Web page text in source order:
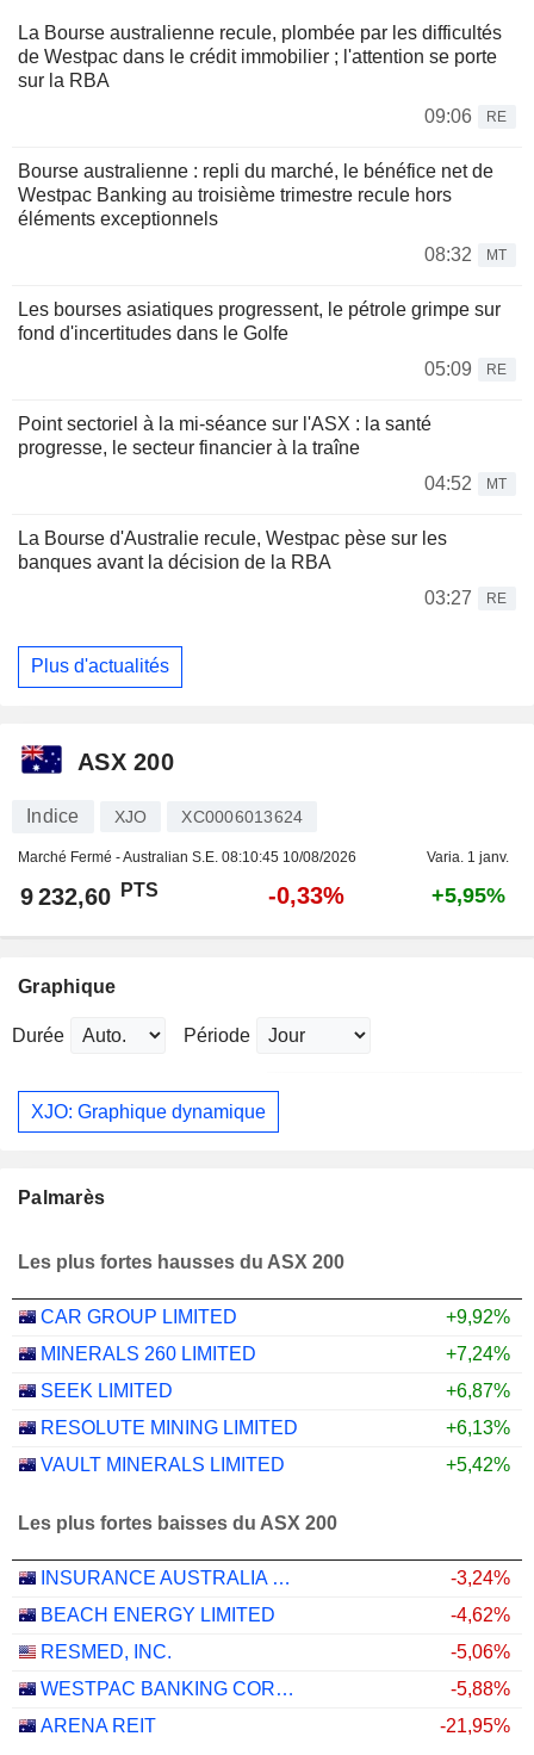
La Bourse australienne recule, plombée par les difficultés
de Westpac dans le crédit immobilier ; l'attention se porte
sur la RBA
09:06
RE
Bourse australienne : repli du marché, le bénéfice net de
Westpac Banking au troisième trimestre recule hors
éléments exceptionnels
08:32
MT
Les bourses asiatiques progressent, le pétrole grimpe sur
fond d'incertitudes dans le Golfe
05:09
RE
Point sectoriel à la mi-séance sur l'ASX : la santé
progresse, le secteur financier à la traîne
04:52
MT
La Bourse d'Australie recule, Westpac pèse sur les
banques avant la décision de la RBA
03:27
RE
Plus d'actualités
ASX 200
Indice XJO XC0006013624
Marché Fermé - Australian S.E. 08:10:45 10/08/2026 Varia. 1 janv.
9 232,60 PTS -0,33% +5,95%
Graphique
Durée Période
XJO: Graphique dynamique
Palmarès
Les plus fortes hausses du ASX 200
CAR GROUP LIMITED
+9,92%
MINERALS 260 LIMITED
+7,24%
SEEK LIMITED
+6,87%
RESOLUTE MINING LIMITED
+6,13%
VAULT MINERALS LIMITED
+5,42%
Les plus fortes baisses du ASX 200
INSURANCE AUSTRALIA GROUP LIMITED
-3,24%
BEACH ENERGY LIMITED
-4,62%
RESMED, INC.
-5,06%
WESTPAC BANKING CORPORATION
-5,88%
ARENA REIT
-21,95%